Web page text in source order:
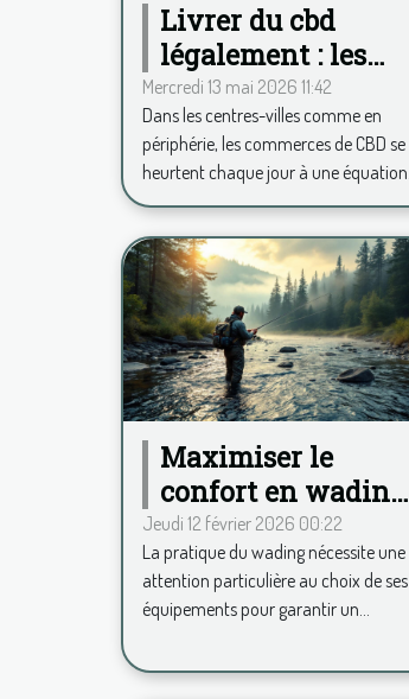
Livrer du cbd
légalement : les
défis quotidiens des
commerces
français
Mercredi 13 mai 2026 11:42
Dans les centres-villes comme en
périphérie, les commerces de CBD se
heurtent chaque jour à une équation...
Maximiser le
confort en wading :
conseils pour
choisir ses
équipements
Jeudi 12 février 2026 00:22
La pratique du wading nécessite une
attention particulière au choix de ses
équipements pour garantir un...